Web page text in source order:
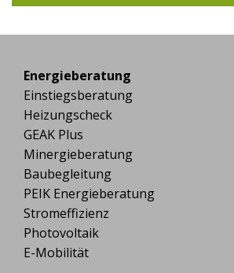
Energieberatung
Einstiegsberatung
Heizungscheck
GEAK Plus
Minergieberatung
Baubegleitung
PEIK Energieberatung
Stromeffizienz
Photovoltaik
E-Mobilität